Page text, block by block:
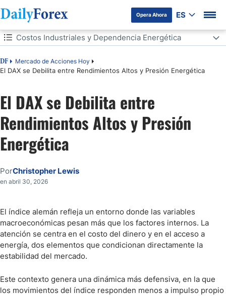
Opera Ahora ES
Tabla de contenidos
DF Mercado de Acciones Hoy
El DAX se Debilita entre Rendimientos Altos y Presión Energética
Costos Industriales y Dependencia Energética
Costos Industriales y Dependencia Energética
Incertidumbre Macro y Toma de Decisiones
Qué Podría Cambiar el Sesgo del DAX
Señal Condicionada: El Rol Clave del Bono Alemán
Un Mercado en Espera de Definición
El DAX se Debilita entre
Rendimientos Altos y Presión
Energética
PorChristopher Lewis
en abril 30, 2026
El índice alemán refleja un entorno donde las variables
macroeconómicas pesan más que los factores internos. La
atención se centra en el costo del dinero y en el acceso a
energía, dos elementos que condicionan directamente la
estabilidad del mercado.
Este contexto genera una dinámica más defensiva, en la que
los movimientos del índice responden menos a impulso propio